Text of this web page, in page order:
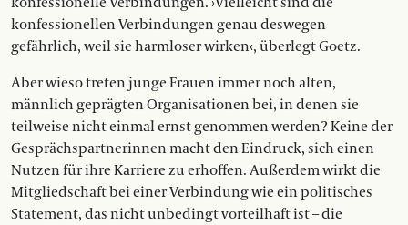
konfessionellen Verbindungen genau deswegen
gefährlich, weil sie harmloser wirken‹, überlegt Goetz.
Aber wieso treten junge Frauen immer noch alten,
männlich geprägten Organisationen bei, in denen sie
teilweise nicht einmal ernst genommen werden? Keine der
Gesprächspartnerinnen macht den Eindruck, sich einen
Nutzen für ihre Karriere zu erhoffen. Außerdem wirkt die
Mitgliedschaft bei einer Verbindung wie ein politisches
Statement, das nicht unbedingt vorteilhaft ist – die